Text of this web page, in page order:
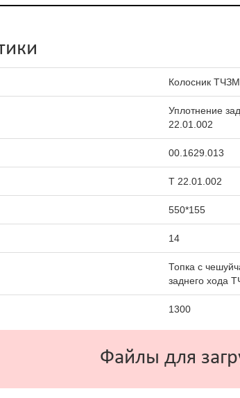
Колосник ТЧЗМ
Уплотнение
22.01.002
00.1629.013
Т 22.01.002
550*155
14
Топка с
заднего хода
1300
Файлы для